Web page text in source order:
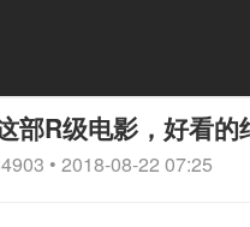
部R级电影，好看
• 2018-08-22 07:25